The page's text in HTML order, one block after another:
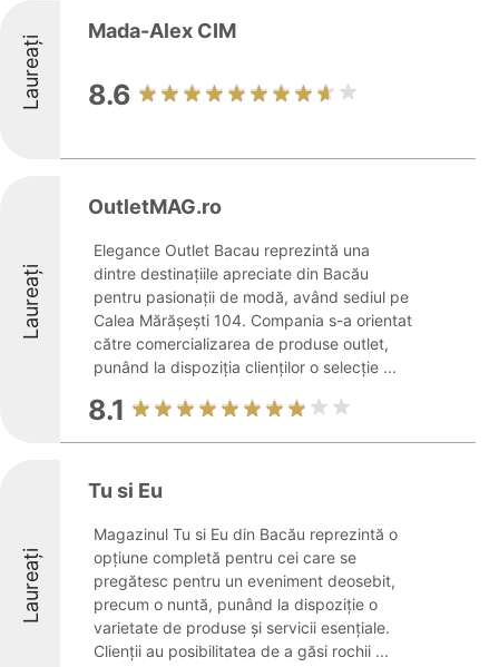
Laureați
Mada-Alex CIM
8.6
Laureați
OutletMAG.ro
Elegance Outlet Bacau reprezintă una
dintre destinațiile apreciate din Bacău
pentru pasionații de modă, având sediul pe
Calea Mărășești 104. Compania s-a orientat
către comercializarea de produse outlet,
punând la dispoziția clienților o selecție ...
8.1
Laureați
Tu si Eu
Magazinul Tu si Eu din Bacău reprezintă o
opțiune completă pentru cei care se
pregătesc pentru un eveniment deosebit,
precum o nuntă, punând la dispoziție o
varietate de produse și servicii esențiale.
Clienții au posibilitatea de a găsi rochii ...